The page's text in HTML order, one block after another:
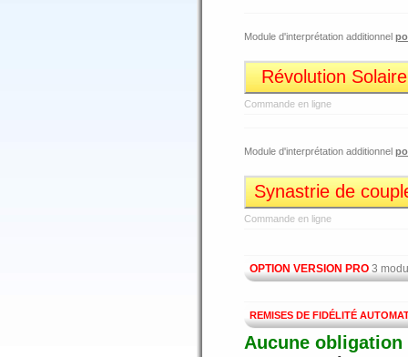
Module d'interprétation additionnel
Révolution Solaire
Commande en ligne
Module d'interprétation additionnel
Synastrie de
Commande en ligne
OPTION VERSION PRO 3
REMISES DE FIDÉLITÉ
Aucune